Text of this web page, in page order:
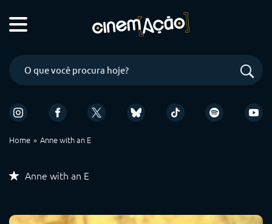
Home Anne with an E
Anne with an E